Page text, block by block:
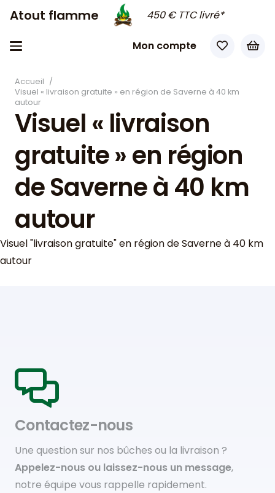
Atout flamme 450 € TTC livré*
Mon compte
Accueil /
Visuel « livraison gratuite » en région de Saverne à 40 km
autour
Visuel « livraison
gratuite » en région
de Saverne à 40 km
autour
Visuel "livraison gratuite" en région de Saverne à 40 km
autour
Contactez-nous
Une question sur nos bûches ou la livraison ?
Appelez-nous ou laissez-nous un message,
notre équipe vous rappelle rapidement.